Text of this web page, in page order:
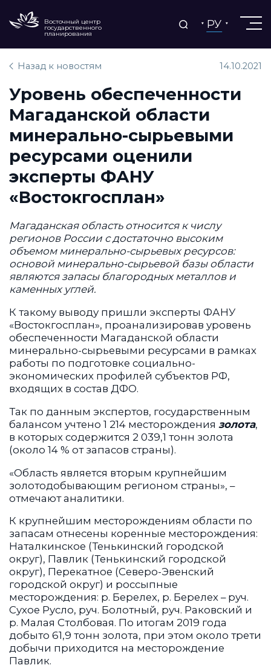
Восточный центр
государственного
планирования
РУ
Назад к новостям 14.10.2021
Уровень обеспеченности
Магаданской области
минерально-сырьевыми
ресурсами оценили
эксперты ФАНУ
«Востокгосплан»
Магаданская область относится к числу
регионов России с достаточно высоким
объемом минерально-сырьевых ресурсов:
основой минерально-сырьевой базы области
являются запасы благородных металлов и
каменных углей.
К такому выводу пришли эксперты ФАНУ
«Востокгосплан», проанализировав уровень
обеспеченности Магаданской области
минерально-сырьевыми ресурсами в рамках
работы по подготовке социально-
экономических профилей субъектов РФ,
входящих в состав ДФО.
Так по данным экспертов, государственным
балансом учтено 1 214 месторождения золота,
в которых содержится 2 039,1 тонн золота
(около 14 % от запасов страны).
«Область является вторым крупнейшим
золотодобывающим регионом страны», –
отмечают аналитики.
К крупнейшим месторождениям области по
запасам отнесены коренные месторождения:
Наталкинское (Тенькинский городской
округ), Павлик (Тенькинский городской
округ), Перекатное (Северо-Эвенский
городской округ) и россыпные
месторождения: р. Берелех, р. Берелех – руч.
Сухое Русло, руч. Болотный, руч. Раковский и
р. Малая Столбовая. По итогам 2019 года
добыто 61,9 тонн золота, при этом около трети
добычи приходится на месторождение
Павлик.